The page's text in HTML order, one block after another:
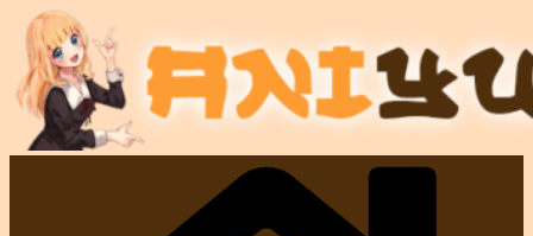
Перейти
содержимому